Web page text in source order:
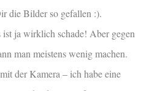
die Bilder so gefallen :).
ist ja wirklich schade! Aber gegen
man meistens wenig machen.
der Kamera – ich habe eine